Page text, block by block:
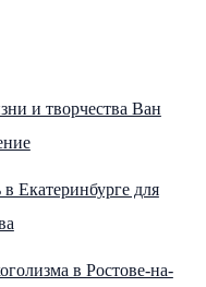
и творчества Ван
Екатеринбурге для
в Ростове-на-